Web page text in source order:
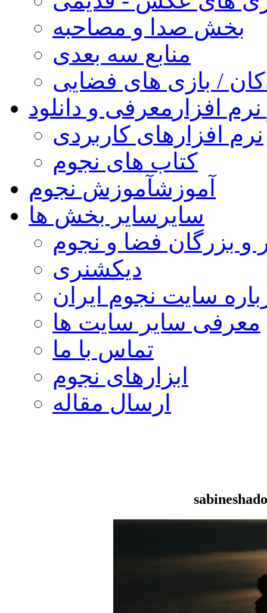
بخش صدا و مصاحبه
منابع سه بعدی
/ بازی های فضایی
افزار معرفی و دانلود
نرم افزارهای کاربردی
کتاب های نجوم
آموزشآموزش نجوم
سایر سایر بخش ها
و بزرگان فضا و نجوم
دیکشنری
سایت نجوم ایران
معرفی سایر سایت ها
تماس با ما
ابزارهای نجوم
ارسال مقاله